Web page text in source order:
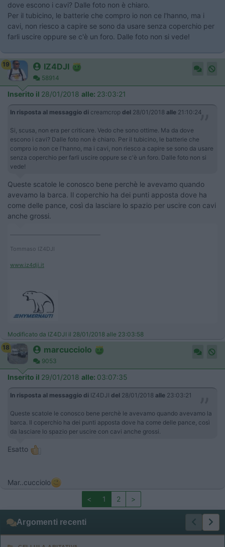
dove escono i cavi? Dalle foto non è chiaro.
Per il tubicino, le batterie che compro io non ce l'hanno, ma i
cavi, non riesco a capire se sono da usare senza coperchio per
farli uscire oppure se c'è un foro. Dalle foto non si vede!
19 IZ4DJI
58914
Inserito il 28/01/2018 alle: 23:03:21
In risposta al messaggio di creamcrop del 28/01/2018 alle 21:10:24
Si, scusa, non era per criticare. Vedo che sono ottime. Ma da dove
escono i cavi? Dalle foto non è chiaro. Per il tubicino, le batterie che
compro io non ce l'hanno, ma i cavi, non riesco a capire se sono da usare
senza coperchio per farli uscire oppure se c'è un foro. Dalle foto non si
vede!
Queste scatole le conosco bene perchè le avevamo quando
avevamo la barca. Il coperchio ha dei punti apposta dove ha
come delle pance, così da lasciare lo spazio per uscire con cavi
anche grossi.
Tommaso IZ4DJI
www.iz4dji.it
Modificato da IZ4DJI il 28/01/2018 alle 23:03:58
18
marcucciolo
9053
Inserito il 29/01/2018 alle: 03:07:35
In risposta al messaggio di IZ4DJI del 28/01/2018 alle 23:03:21
Queste scatole le conosco bene perchè le avevamo quando avevamo la
barca. Il coperchio ha dei punti apposta dove ha come delle pance, così
da lasciare lo spazio per uscire con cavi anche grossi.
Esatto
Mar..cucciolo
<
1 2 >
Argomenti recenti